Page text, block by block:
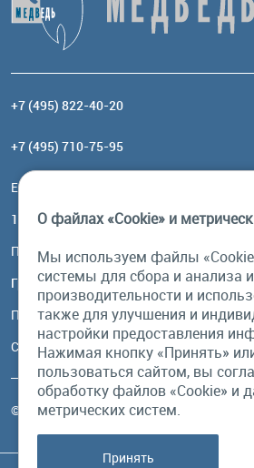
+7 (495) 822-40-20
+7 (495) 710-75-95
Email:
117485, Москва, ул. Профсоюзная, 84/
Посмотреть на карте
График работы
Пн-Пт: с 10:00 до 18:00
Сб, Вс: выходной
© Бурый Медведь MMXXVI. Все права
О файлах «Cookie» и
Мы используем файлы
системы для сбора и анализа
производительности и
также для улучшения и
настройки предоставления
Нажимая кнопку «Принять»
пользоваться сайтом, вы
обработку файлов «Cookie» и
метрических систем.
Принять